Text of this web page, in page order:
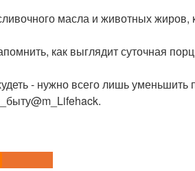
масла и животных
как выглядит суточная
- нужно всего лишь